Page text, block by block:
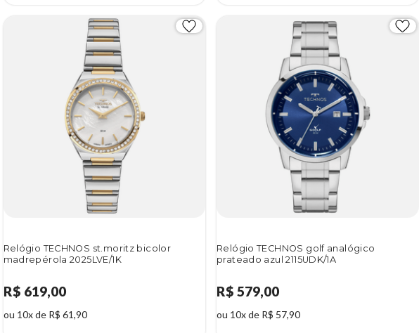
Relógio TECHNOS st.moritz bicolor
madrepérola 2025LVE/1K
R$ 619,00
ou 10x de R$ 61,90
Relógio TECHNOS golf analógico
prateado azul 2115UDK/1A
R$ 579,00
ou 10x de R$ 57,90